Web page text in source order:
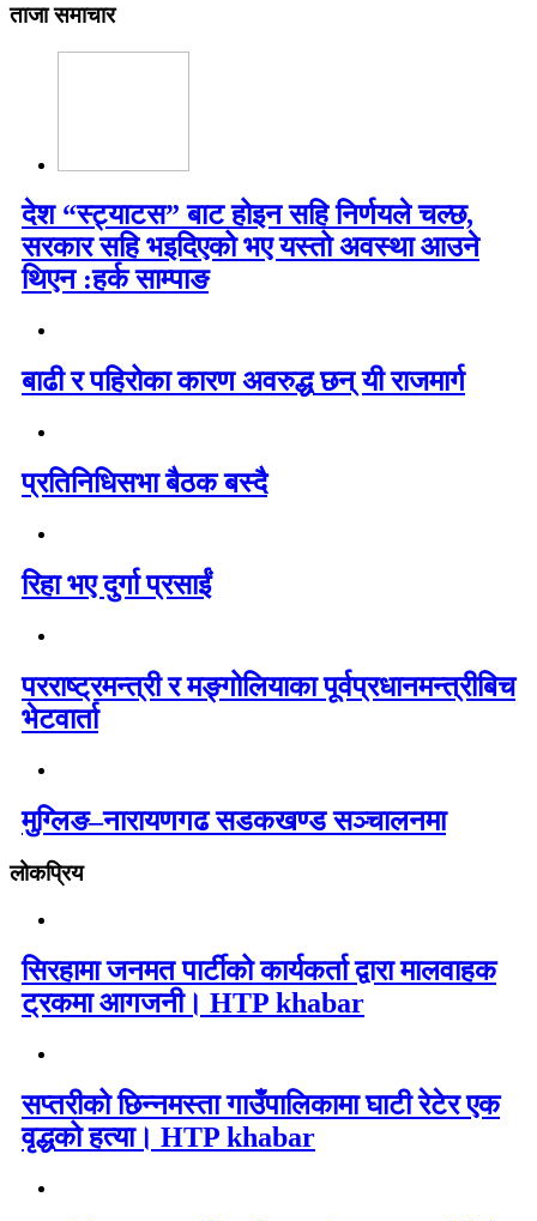
ताजा समाचार
देश “स्ट्याटस” बाट होइन सहि निर्णयले चल्छ,
सरकार सहि भइदिएको भए यस्तो अवस्था आउने
थिएन :हर्क साम्पाङ
बाढी र पहिरोका कारण अवरुद्ध छन् यी राजमार्ग
प्रतिनिधिसभा बैठक बस्दै
रिहा भए दुर्गा प्रसाईं
परराष्ट्रमन्त्री र मङ्गोलियाका पूर्वप्रधानमन्त्रीबिच
भेटवार्ता
मुग्लिङ–नारायणगढ सडकखण्ड सञ्चालनमा
लोकप्रिय
सिरहामा जनमत पार्टीको कार्यकर्ता द्वारा मालवाहक
ट्रकमा आगजनी। HTP khabar
सप्तरीको छिन्नमस्ता गाउँपालिकामा घाटी रेटेर एक
वृद्धको हत्या। HTP khabar